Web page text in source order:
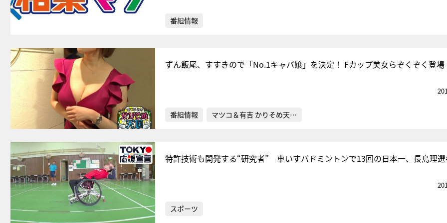
番組情報
ずん飯尾、すすきので「No.1キャバ嬢」を決定！ Fカップ美女らぞくぞく登場
番組情報 マツコ＆有吉 かりそめ天…
特許技術も開発する“研究者” 車いすバドミントンで13回の日本一、長島理
スポーツ